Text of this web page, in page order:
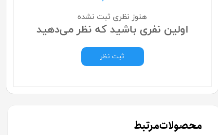
هنوز نظری ثبت نشده
اولین نفری باشید که نظر می‌دهید
ثبت نظر
محصولات مرتبط